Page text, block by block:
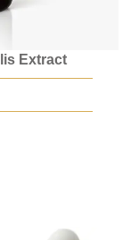
Extract